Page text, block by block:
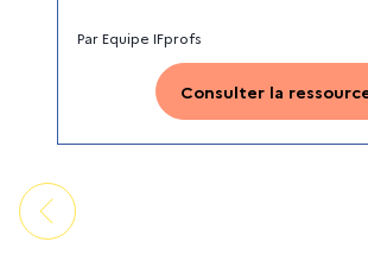
ParEquipe IFprofs
Consulter la